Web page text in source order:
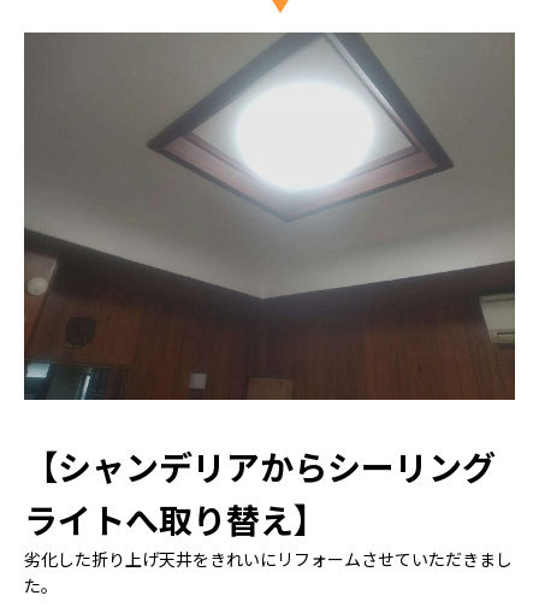
【シャンデリアからシーリング
ライトへ取り替え】
劣化した折り上げ天井をきれいにリフォームさせていただきまし
た。